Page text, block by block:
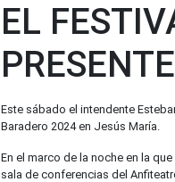
EL
Este sábado el intendente
Baradero 2024 en Jesús María.
En el marco de la noche en la
sala de conferencias del